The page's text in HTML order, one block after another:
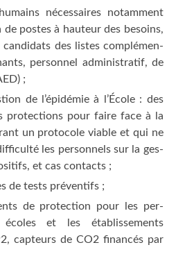
néces­saires notam­ment
postes à hau­teur des besoins,
can­di­dats des listes com­plé­men­
per­son­nel admi­nis­tra­tif, de
;
de l’épidémie à l’École : des
pro­tec­tions pour faire face à la
un pro­to­cole viable et qui ne
les per­son­nels sur la ges­
et cas contacts ;
de tests préventifs ;
de pro­tec­tion pour les per­
et les éta­blis­se­ments
cap­teurs de CO2 finan­cés par